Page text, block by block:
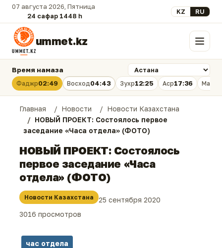
07 августа 2026, Пятница
24 сафар 1448 һ.
Выберите язык
KZ RU
ummet.kz Меню
Время намаза
Фаджр02:49 Восход04:43 Зухр12:25 Аср17:36
Главная Новости
Новости Казахстана
НОВЫЙ ПРОЕКТ: Состоялось первое
заседание «Часа отдела» (ФОТО)
НОВЫЙ ПРОЕКТ: Состоялось
первое заседание «Часа
отдела» (ФОТО)
Новости Казахстана
25 сентября 2020
3016 просмотров
час отдела